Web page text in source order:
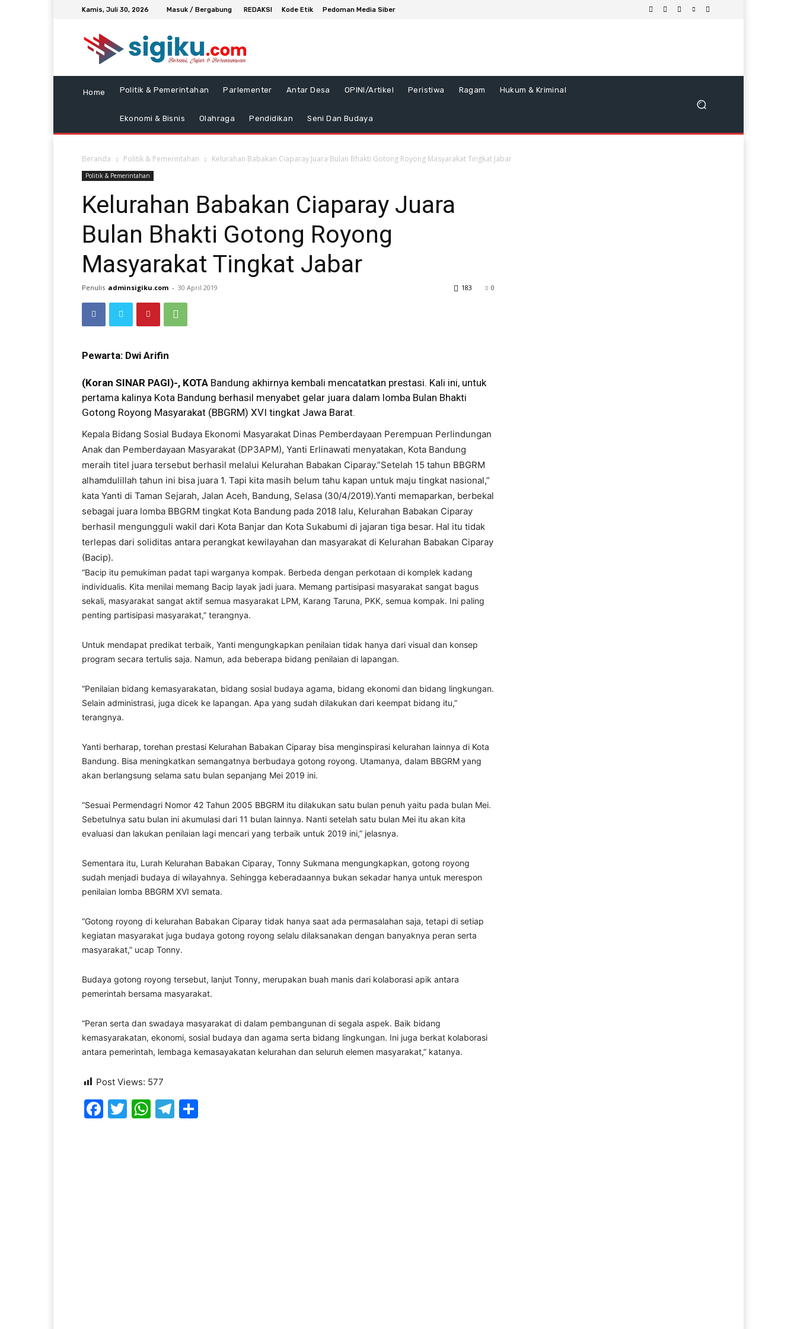
Kamis, Juli 30, 2026 Masuk / Bergabung REDAKSI Kode Etik Pedoman Media Siber
Home Politik & Pemerintahan Parlementer Antar Desa OPINI/Artikel Peristiwa Ragam Hukum & Kriminal
Ekonomi & Bisnis Olahraga Pendidikan Seni Dan Budaya
Beranda Politik & Pemerintahan Kelurahan Babakan Ciaparay Juara Bulan Bhakti Gotong Royong Masyarakat Tingkat Jabar
Politik & Pemerintahan
Kelurahan Babakan Ciaparay Juara
Bulan Bhakti Gotong Royong
Masyarakat Tingkat Jabar
Penulis adminsigiku.com - 30 April 2019 0
183
Pewarta: Dwi Arifin
(Koran SINAR PAGI)-, KOTA Bandung akhirnya kembali mencatatkan prestasi. Kali ini, untuk
pertama kalinya Kota Bandung berhasil menyabet gelar juara dalam lomba Bulan Bhakti
Gotong Royong Masyarakat (BBGRM) XVI tingkat Jawa Barat.
Kepala Bidang Sosial Budaya Ekonomi Masyarakat Dinas Pemberdayaan Perempuan Perlindungan
Anak dan Pemberdayaan Masyarakat (DP3APM), Yanti Erlinawati menyatakan, Kota Bandung
meraih titel juara tersebut berhasil melalui Kelurahan Babakan Ciparay.”Setelah 15 tahun BBGRM
alhamdulillah tahun ini bisa juara 1. Tapi kita masih belum tahu kapan untuk maju tingkat nasional,”
kata Yanti di Taman Sejarah, Jalan Aceh, Bandung, Selasa (30/4/2019).Yanti memaparkan, berbekal
sebagai juara lomba BBGRM tingkat Kota Bandung pada 2018 lalu, Kelurahan Babakan Ciparay
berhasil mengungguli wakil dari Kota Banjar dan Kota Sukabumi di jajaran tiga besar. Hal itu tidak
terlepas dari soliditas antara perangkat kewilayahan dan masyarakat di Kelurahan Babakan Ciparay
(Bacip).
“Bacip itu pemukiman padat tapi warganya kompak. Berbeda dengan perkotaan di komplek kadang
individualis. Kita menilai memang Bacip layak jadi juara. Memang partisipasi masyarakat sangat bagus
sekali, masyarakat sangat aktif semua masyarakat LPM, Karang Taruna, PKK, semua kompak. Ini paling
penting partisipasi masyarakat,” terangnya.
Untuk mendapat predikat terbaik, Yanti mengungkapkan penilaian tidak hanya dari visual dan konsep
program secara tertulis saja. Namun, ada beberapa bidang penilaian di lapangan.
“Penilaian bidang kemasyarakatan, bidang sosial budaya agama, bidang ekonomi dan bidang lingkungan.
Selain administrasi, juga dicek ke lapangan. Apa yang sudah dilakukan dari keempat bidang itu,”
terangnya.
Yanti berharap, torehan prestasi Kelurahan Babakan Ciparay bisa menginspirasi kelurahan lainnya di Kota
Bandung. Bisa meningkatkan semangatnya berbudaya gotong royong. Utamanya, dalam BBGRM yang
akan berlangsung selama satu bulan sepanjang Mei 2019 ini.
“Sesuai Permendagri Nomor 42 Tahun 2005 BBGRM itu dilakukan satu bulan penuh yaitu pada bulan Mei.
Sebetulnya satu bulan ini akumulasi dari 11 bulan lainnya. Nanti setelah satu bulan Mei itu akan kita
evaluasi dan lakukan penilaian lagi mencari yang terbaik untuk 2019 ini,” jelasnya.
Sementara itu, Lurah Kelurahan Babakan Ciparay, Tonny Sukmana mengungkapkan, gotong royong
sudah menjadi budaya di wilayahnya. Sehingga keberadaannya bukan sekadar hanya untuk merespon
penilaian lomba BBGRM XVI semata.
“Gotong royong di kelurahan Babakan Ciparay tidak hanya saat ada permasalahan saja, tetapi di setiap
kegiatan masyarakat juga budaya gotong royong selalu dilaksanakan dengan banyaknya peran serta
masyarakat,” ucap Tonny.
Budaya gotong royong tersebut, lanjut Tonny, merupakan buah manis dari kolaborasi apik antara
pemerintah bersama masyarakat.
“Peran serta dan swadaya masyarakat di dalam pembangunan di segala aspek. Baik bidang
kemasyarakatan, ekonomi, sosial budaya dan agama serta bidang lingkungan. Ini juga berkat kolaborasi
antara pemerintah, lembaga kemasayakatan kelurahan dan seluruh elemen masyarakat,” katanya.
Post Views: 577
Facebook
Twitter
WhatsApp
Telegram